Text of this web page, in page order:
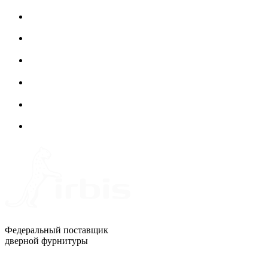
Федеральный поставщик
дверной фурнитуры